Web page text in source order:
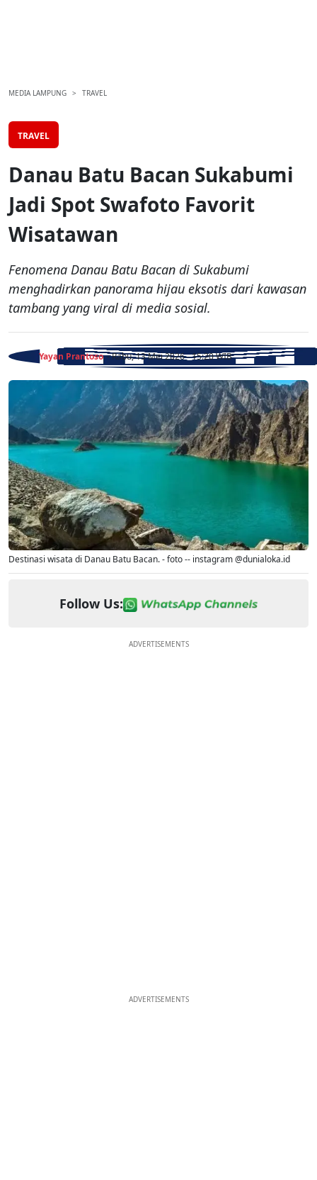
MEDIA LAMPUNG TRAVEL
TRAVEL
Danau Batu Bacan Sukabumi
Jadi Spot Swafoto Favorit
Wisatawan
Fenomena Danau Batu Bacan di Sukabumi
menghadirkan panorama hijau eksotis dari kawasan
tambang yang viral di media sosial.
Yayan Prantoso - Rabu, 13 Mei 2026 - 15:20 WIB
Destinasi wisata di Danau Batu Bacan. - foto -- instagram @dunialoka.id
Follow Us:
ADVERTISEMENTS
ADVERTISEMENTS